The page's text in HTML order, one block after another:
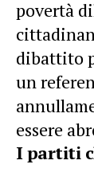
povertà
dibattito
un
essere
I partiti